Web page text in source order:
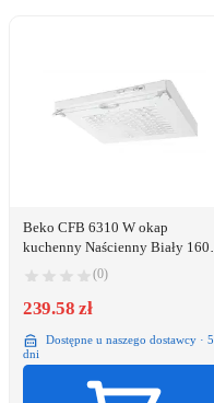
Beko CFB 6310 W okap
kuchenny Naścienny Biały 160
(0)
239.58 zł
Dostępne u naszego dostawcy · 5
dni